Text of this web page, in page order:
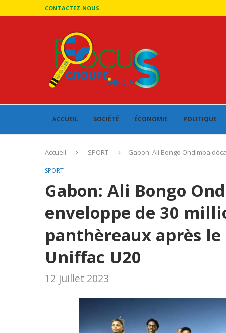
CONTACTEZ-NOUS
ACCUEIL SOCIÉTÉ ÉCONOMIE POLITIQUE
Accueil SPORT Gabon: Ali Bongo Ondimba
SPORT
Gabon: Ali Bongo
enveloppe de 30
panthèreaux après
Uniffac U20
12 juillet 2023